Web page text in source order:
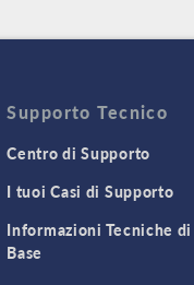
Supporto Tecnico
Centro di Supporto
I tuoi Casi di Supporto
Informazioni Tecniche di
Base